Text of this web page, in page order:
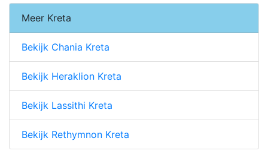
Meer Kreta
Bekijk Chania Kreta
Bekijk Heraklion Kreta
Bekijk Lassithi Kreta
Bekijk Rethymnon Kreta